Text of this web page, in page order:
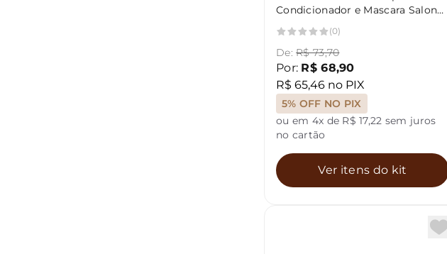
Condicionador e Mascara Salon
Opus
(0)
De:R$ 73,70
Por: R$ 68,90
R$ 65,46 no PIX
5% OFF NO PIX
ou em 4x de R$ 17,22 sem juros
no cartão
Ver itens do kit